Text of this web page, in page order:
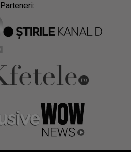
Parteneri: